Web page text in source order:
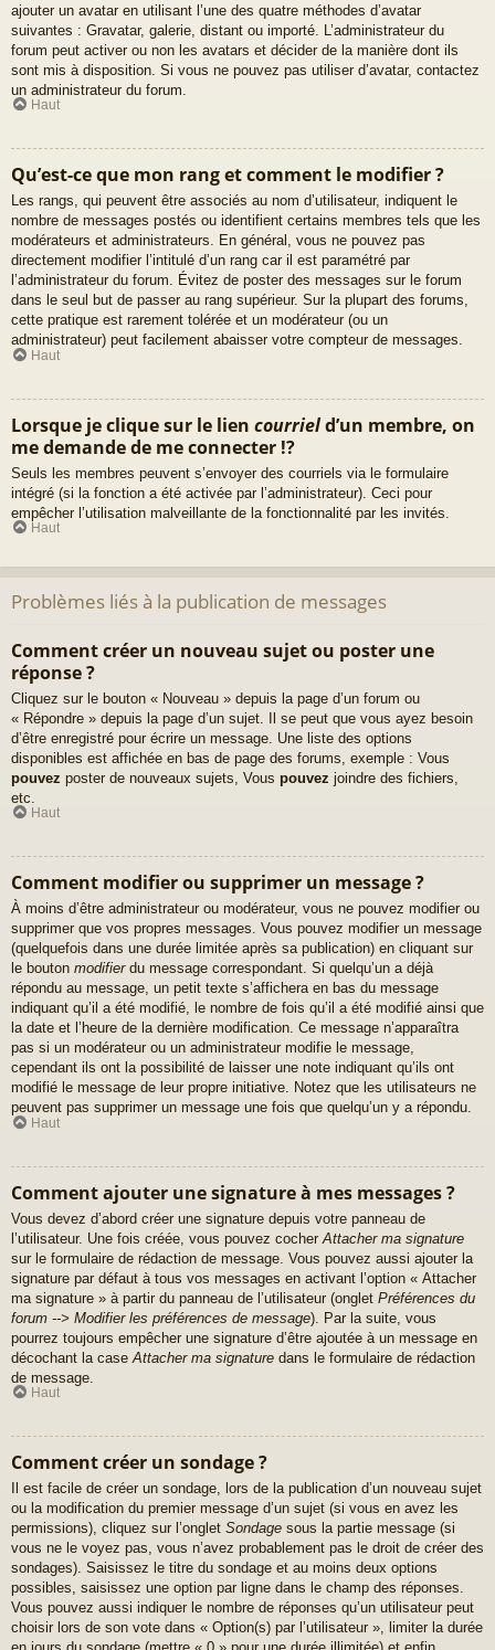
ajouter un avatar en utilisant l’une des quatre méthodes d’avatar
suivantes : Gravatar, galerie, distant ou importé. L’administrateur du
forum peut activer ou non les avatars et décider de la manière dont ils
sont mis à disposition. Si vous ne pouvez pas utiliser d’avatar, contactez
un administrateur du forum.
Haut
Qu’est-ce que mon rang et comment le modifier ?
Les rangs, qui peuvent être associés au nom d’utilisateur, indiquent le
nombre de messages postés ou identifient certains membres tels que les
modérateurs et administrateurs. En général, vous ne pouvez pas
directement modifier l’intitulé d’un rang car il est paramétré par
l’administrateur du forum. Évitez de poster des messages sur le forum
dans le seul but de passer au rang supérieur. Sur la plupart des forums,
cette pratique est rarement tolérée et un modérateur (ou un
administrateur) peut facilement abaisser votre compteur de messages.
Haut
Lorsque je clique sur le lien courrield’un membre, on
me demande de me connecter !?
Seuls les membres peuvent s’envoyer des courriels via le formulaire
intégré (si la fonction a été activée par l’administrateur). Ceci pour
empêcher l’utilisation malveillante de la fonctionnalité par les invités.
Haut
Problèmes liés à la publication de messages
Comment créer un nouveau sujet ou poster une
réponse ?
Cliquez sur le bouton « Nouveau » depuis la page d’un forum ou
« Répondre » depuis la page d’un sujet. Il se peut que vous ayez besoin
d’être enregistré pour écrire un message. Une liste des options
disponibles est affichée en bas de page des forums, exemple : Vous
pouvez poster de nouveaux sujets, Vous pouvez joindre des fichiers,
etc.
Haut
Comment modifier ou supprimer un message ?
À moins d’être administrateur ou modérateur, vous ne pouvez modifier ou
supprimer que vos propres messages. Vous pouvez modifier un message
(quelquefois dans une durée limitée après sa publication) en cliquant sur
le bouton modifierdu message correspondant. Si quelqu’un a déjà
répondu au message, un petit texte s’affichera en bas du message
indiquant qu’il a été modifié, le nombre de fois qu’il a été modifié ainsi que
la date et l’heure de la dernière modification. Ce message n’apparaîtra
pas si un modérateur ou un administrateur modifie le message,
cependant ils ont la possibilité de laisser une note indiquant qu’ils ont
modifié le message de leur propre initiative. Notez que les utilisateurs ne
peuvent pas supprimer un message une fois que quelqu’un y a répondu.
Haut
Comment ajouter une signature à mes messages ?
Vous devez d’abord créer une signature depuis votre panneau de
l’utilisateur. Une fois créée, vous pouvez cocher Attacher ma signature
sur le formulaire de rédaction de message. Vous pouvez aussi ajouter la
signature par défaut à tous vos messages en activant l’option « Attacher
ma signature » à partir du panneau de l’utilisateur (onglet Préférences du
forum --> Modifier les préférences de message). Par la suite, vous
pourrez toujours empêcher une signature d’être ajoutée à un message en
décochant la case Attacher ma signature dans le formulaire de rédaction
de message.
Haut
Comment créer un sondage ?
Il est facile de créer un sondage, lors de la publication d’un nouveau sujet
ou la modification du premier message d’un sujet (si vous en avez les
permissions), cliquez sur l’onglet Sondage sous la partie message (si
vous ne le voyez pas, vous n’avez probablement pas le droit de créer des
sondages). Saisissez le titre du sondage et au moins deux options
possibles, saisissez une option par ligne dans le champ des réponses.
Vous pouvez aussi indiquer le nombre de réponses qu’un utilisateur peut
choisir lors de son vote dans « Option(s) par l’utilisateur », limiter la durée